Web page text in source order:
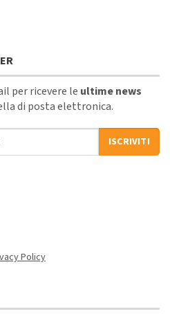
per ricevere le ultime news
di posta elettronica.
ISCRIVITI
Policy